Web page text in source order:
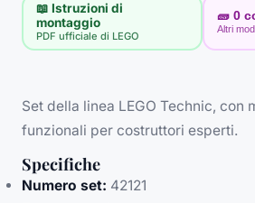
📖 Istruzioni di
montaggio
PDF ufficiale di LEGO
🧱 0
Altri
Set della linea LEGO Technic, con
funzionali per costruttori esperti.
Specifiche
Numero set: 42121